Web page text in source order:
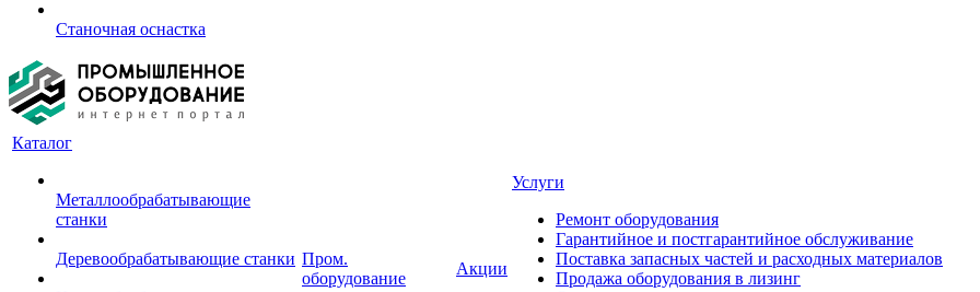
Станочная оснастка
Каталог
Металлообрабатывающие
станки
Деревообрабатывающие станки Пром.
оборудование
Акции
Услуги
Ремонт оборудования
Гарантийное и постгарантийное обслуживание
Поставка запасных частей и расходных материалов
Продажа оборудования в лизинг